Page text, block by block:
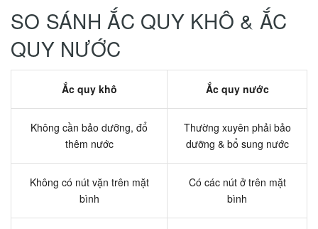
SO SÁNH ẮC QUY KHÔ & ẮC
QUY NƯỚC
Ắc quy khô Ắc quy nước
Không cần bảo dưỡng, đổ
thêm nước
Thường xuyên phải bảo
dưỡng & bổ sung nước
Không có nút vặn trên mặt
bình
Có các nút ở trên mặt
bình